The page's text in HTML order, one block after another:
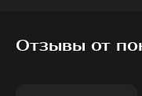
Отзывы от